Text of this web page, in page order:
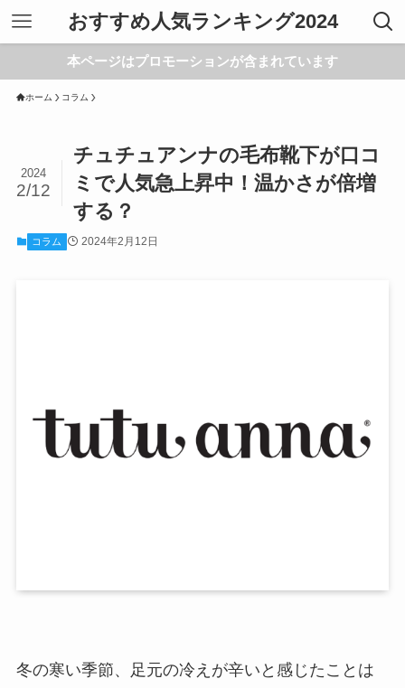
おすすめ人気ランキング2024
本ページはプロモーションが含まれています
ホーム コラム
チュチュアンナの毛布靴下が口コ
ミで人気急上昇中！温かさが倍増
する？
2024
2/12
コラム 2024年2月12日
冬の寒い季節、足元の冷えが辛いと感じたことは